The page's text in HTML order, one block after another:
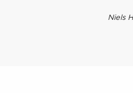
Niels